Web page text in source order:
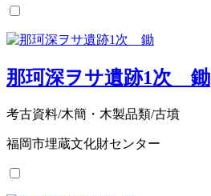
那珂深ヲサ遺跡1次 鋤
考古資料/木簡・木製品類/古墳
福岡市埋蔵文化財センター